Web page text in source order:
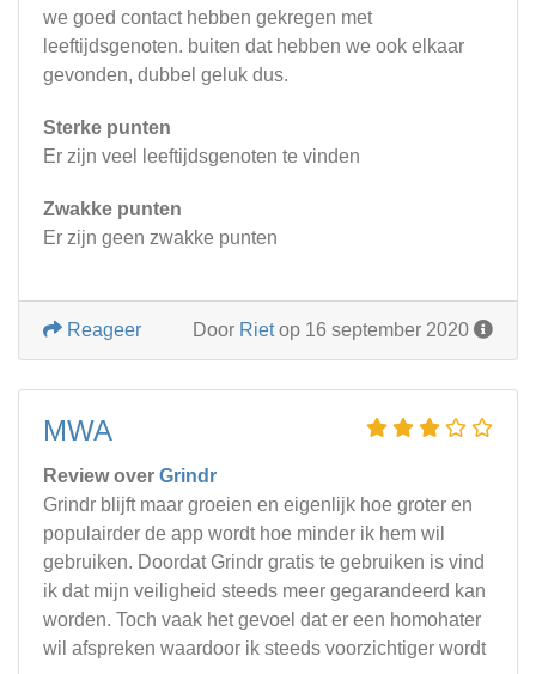
we goed contact hebben gekregen met
leeftijdsgenoten. buiten dat hebben we ook elkaar
gevonden, dubbel geluk dus.
Sterke punten
Er zijn veel leeftijdsgenoten te vinden
Zwakke punten
Er zijn geen zwakke punten
Door Rietop 16 september 2020
Reageer
MWA
Review over Grindr
Grindr blijft maar groeien en eigenlijk hoe groter en
populairder de app wordt hoe minder ik hem wil
gebruiken. Doordat Grindr gratis te gebruiken is vind
ik dat mijn veiligheid steeds meer gegarandeerd kan
worden. Toch vaak het gevoel dat er een homohater
wil afspreken waardoor ik steeds voorzichtiger wordt